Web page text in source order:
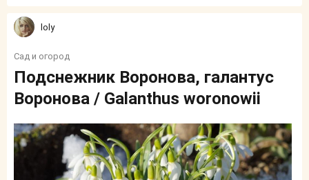
loly
Сад и огород
Подснежник Воронова, галантус
Воронова / Galanthus woronowii